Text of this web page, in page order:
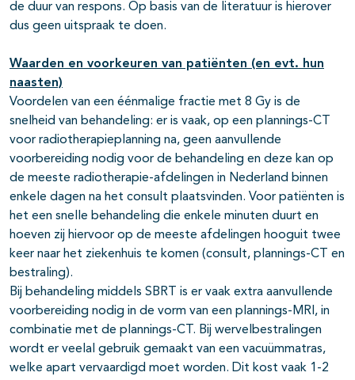
de duur van respons. Op basis van de literatuur is hierover
dus geen uitspraak te doen.
Waarden en voorkeuren van patiënten (en evt. hun
naasten)
Voordelen van een éénmalige fractie met 8 Gy is de
snelheid van behandeling: er is vaak, op een plannings-CT
voor radiotherapieplanning na, geen aanvullende
voorbereiding nodig voor de behandeling en deze kan op
de meeste radiotherapie-afdelingen in Nederland binnen
enkele dagen na het consult plaatsvinden. Voor patiënten is
het een snelle behandeling die enkele minuten duurt en
hoeven zij hiervoor op de meeste afdelingen hooguit twee
keer naar het ziekenhuis te komen (consult, plannings-CT en
bestraling).
Bij behandeling middels SBRT is er vaak extra aanvullende
voorbereiding nodig in de vorm van een plannings-MRI, in
combinatie met de plannings-CT. Bij wervelbestralingen
wordt er veelal gebruik gemaakt van een vacuümmatras,
welke apart vervaardigd moet worden. Dit kost vaak 1-2